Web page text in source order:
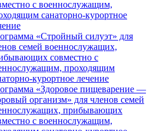
с военнослужащим,
санаторно-курортное
«Стройный силуэт» для
семей военнослужащих,
совместно с
проходящим
курортное лечение
«Здоровое пищеварение —
организм» для членов семей
прибывающих
с военнослужащим,